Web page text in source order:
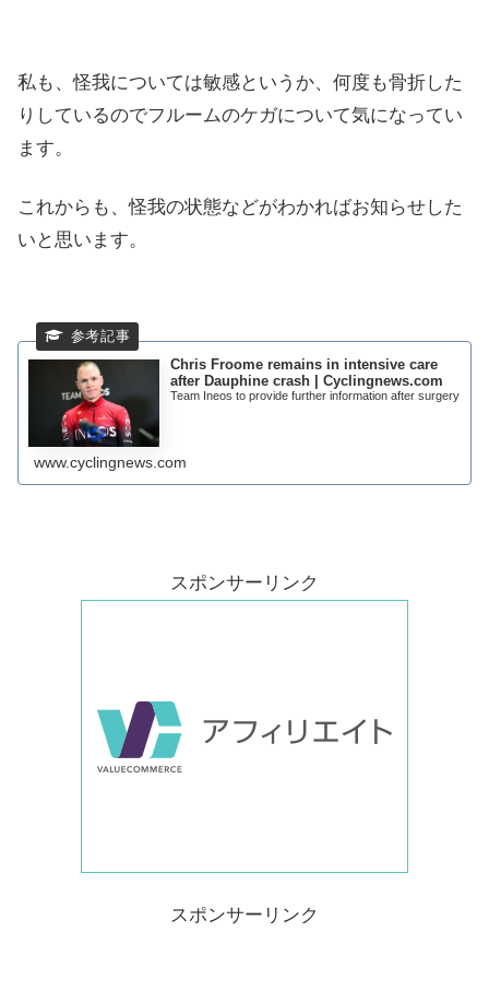
私も、怪我については敏感というか、何度も骨折した
りしているのでフルームのケガについて気になってい
ます。
これからも、怪我の状態などがわかればお知らせした
いと思います。
Chris Froome remains in intensive care
after Dauphine crash | Cyclingnews.com
Team Ineos to provide further information after surgery
www.cyclingnews.com
スポンサーリンク
スポンサーリンク